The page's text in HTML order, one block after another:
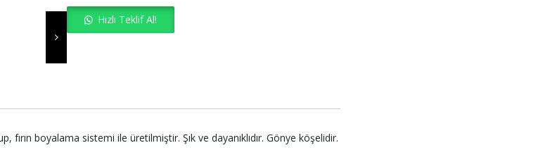
Hızlı Teklif Al!
boyalama sistemi ile üretilmiştir. Şık ve dayanıklıdır. Gönye köşelidir.